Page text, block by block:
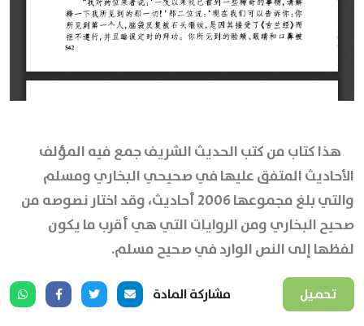
هذا كتاب من كتب الحديث الشريف جمع فيه المؤلف
الأحاديث المتفق عليها في صحيحي البخاري ومسلم
والتي بلغ مجموعها 2006 أحاديث، وقد اختار نصوصه من
صحيح البخاري ومن الروايات التي هي أقرب ما يكون
لفظها إلى النص الوارد في صحيح مسلم.
تحميل مشاركة المادة